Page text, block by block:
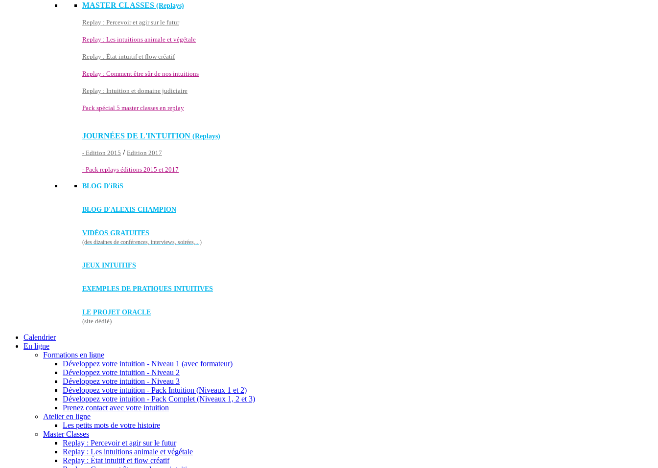
MASTER CLASSES (Replays)
Replay : Percevoir et agir sur le futur
Replay : Les intuitions animale et végétale
Replay : État intuitif et flow créatif
Replay : Comment être sûr de nos intuitions
Replay : Intuition et domaine judiciaire
Pack spécial 5 master classes en replay
JOURNÉES DE L'INTUITION (Replays)
- Edition 2015 / Edition 2017
- Pack replays éditions 2015 et 2017
BLOG D'iRiS
BLOG D'ALEXIS CHAMPION
VIDÉOS GRATUITES
(des dizaines de conférences, interviews, soirées,...)
JEUX INTUITIFS
EXEMPLES DE PRATIQUES INTUITIVES
LE PROJET ORACLE
(site dédié)
Calendrier
En ligne
Formations en ligne
Développez votre intuition - Niveau 1 (avec formateur)
Développez votre intuition - Niveau 2
Développez votre intuition - Niveau 3
Développez votre intuition - Pack Intuition (Niveaux 1 et 2)
Développez votre intuition - Pack Complet (Niveaux 1, 2 et 3)
Prenez contact avec votre intuition
Atelier en ligne
Les petits mots de votre histoire
Master Classes
Replay : Percevoir et agir sur le futur
Replay : Les intuitions animale et végétale
Replay : État intuitif et flow créatif